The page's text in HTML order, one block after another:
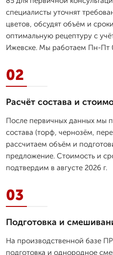
специалисты уточнят
цветов, обсудят объём и
оптимальную рецептуру с
Ижевске. Мы работаем Пн-Пт
02
Расчёт состава и
После первичных данных мы
состава (торф, чернозём,
рассчитаем объём и
предложение. Стоимость и
подтвердим в августе 2026 г.
03
Подготовка и
На производственной базе
подготовка и однородное